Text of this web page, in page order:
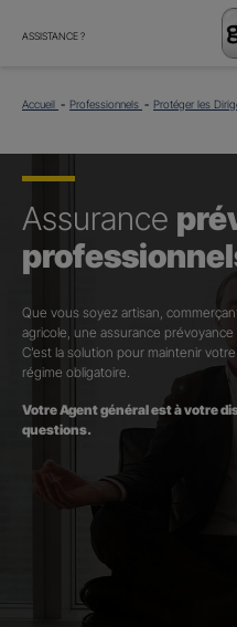
ASSISTANCE ?
Accueil Professionnels Protéger les
Assurance
Que vous soyez artisan,
agricole, une assurance
C’est la solution pour maintenir
régime obligatoire.
Votre Agent général est à votre
questions.